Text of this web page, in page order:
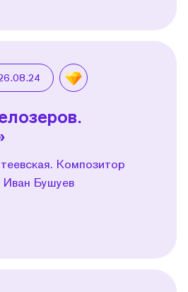
Композитор
Иван Бушуев